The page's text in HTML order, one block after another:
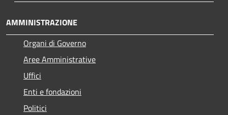
AMMINISTRAZIONE
Organi di Governo
Aree Amministrative
Uffici
Enti e fondazioni
Politici